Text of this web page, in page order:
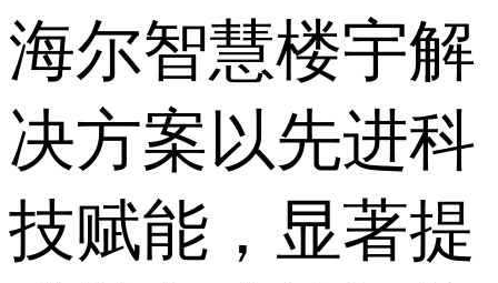
海尔智慧楼宇解
决方案以先进科
技赋能，显著提